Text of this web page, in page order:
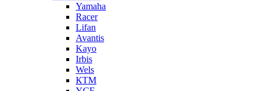
Yamaha
Racer
Lifan
Avantis
Kayo
Irbis
Wels
КТМ